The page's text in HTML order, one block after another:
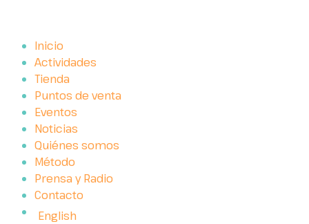
Inicio
Actividades
Tienda
Puntos de venta
Eventos
Noticias
Quiénes somos
Método
Prensa y Radio
Contacto
English